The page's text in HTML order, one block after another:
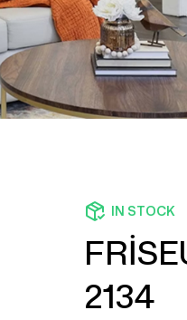
IN STOCK
2134